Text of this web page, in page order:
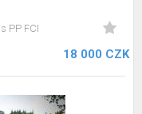
s PP FCI
18 000 CZK